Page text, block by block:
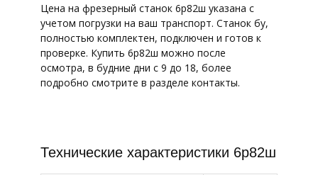
Цена на фрезерный станок 6р82ш указана с
учетом погрузки на ваш транспорт. Станок бу,
полностью комплектен, подключен и готов к
проверке. Купить 6р82ш можно после
осмотра, в будние дни с 9 до 18, более
подробно смотрите в разделе контакты.
Технические характеристики 6р82ш